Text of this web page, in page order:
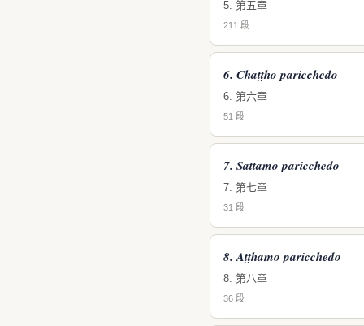
5. 第五章
211 段
6. Chaṭṭho paricchedo
6. 第六章
51 段
7. Sattamo paricchedo
7. 第七章
31 段
8. Aṭṭhamo paricchedo
8. 第八章
36 段